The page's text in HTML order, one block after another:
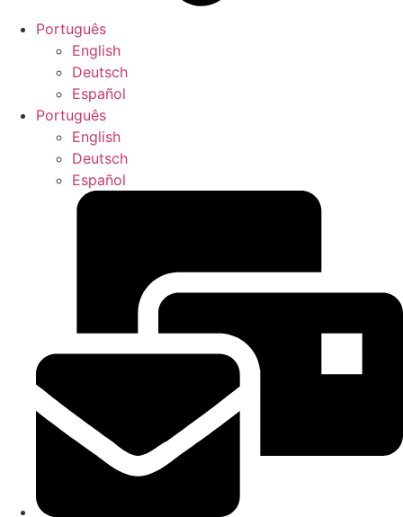
Português
English
Deutsch
Español
Português
English
Deutsch
Español